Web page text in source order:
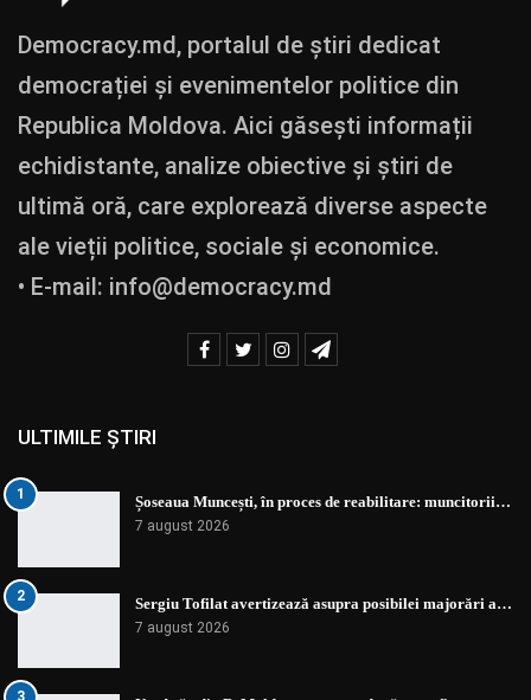
Democracy.md, portalul de știri dedicat
democrației și evenimentelor politice din
Republica Moldova. Aici găsești informații
echidistante, analize obiective și știri de
ultimă oră, care explorează diverse aspecte
ale vieții politice, sociale și economice.
• E-mail: info@democracy.md
ULTIMILE ȘTIRI
1 Șoseaua Muncești, în proces de reabilitare: muncitorii…
7 august 2026
2 Sergiu Tofilat avertizează asupra posibilei majorări a…
7 august 2026